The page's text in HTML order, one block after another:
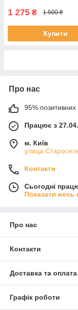
1 275 ₴ 1 500 ₴
Купити
Про нас
95% позитивних
Працює з
м. Київ
улица
Контакти
Сьогодні
Показати весь
Про нас
Контакти
Доставка та оплата
Графік роботи